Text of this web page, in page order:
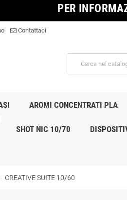
PER
Contattaci
AROMI CONCENTRATI PLA
SHOT NIC 10/70
CREATIVE SUITE 10/60